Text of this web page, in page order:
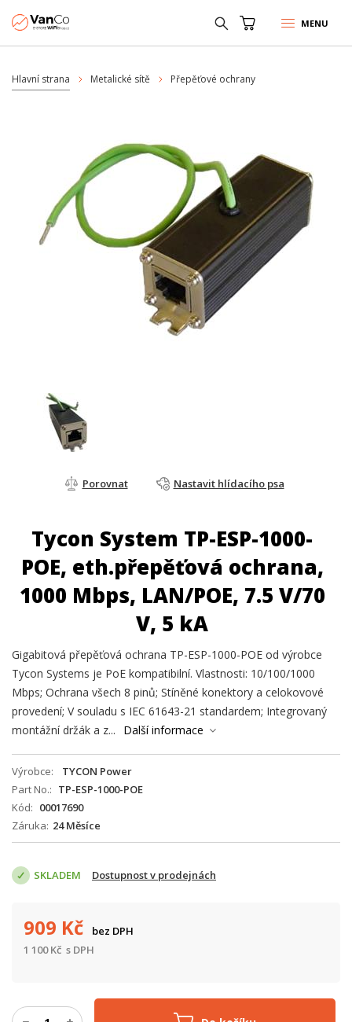
MENU
Hlavní strana Metalické sítě Přepěťové ochrany
Porovnat Nastavit hlídacího psa
Tycon System TP-ESP-1000-
POE, eth.přepěťová ochrana,
1000 Mbps, LAN/POE, 7.5 V/70
V, 5 kA
Gigabitová přepěťová ochrana TP-ESP-1000-POE od výrobce
Tycon Systems je PoE kompatibilní. Vlastnosti: 10/100/1000
Mbps; Ochrana všech 8 pinů; Stíněné konektory a celokovové
provedení; V souladu s IEC 61643-21 standardem; Integrovaný
montážní držák a z...
Další informace
Výrobce
TYCON Power
Part No.
TP-ESP-1000-POE
Kód
00017690
Záruka 24 Měsíce
SKLADEM Dostupnost v prodejnách
909 Kč
bez DPH
1 100Kč s DPH